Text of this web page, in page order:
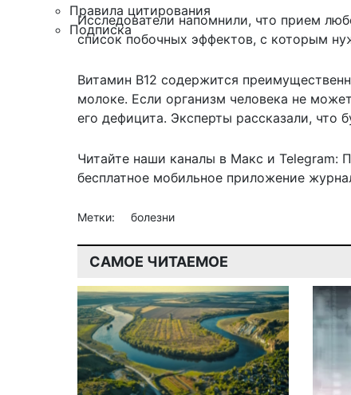
Правила цитирования
Подписка
Исследователи напомнили, что прием
список побочных эффектов, с которым
Витамин B12 содержится
молоке. Если организм человека не
его дефицита. Эксперты рассказали, что
Читайте наши каналы в Макс и Telegram:
бесплатное мобильное приложение
Метки: болезни
САМОЕ ЧИТАЕМОЕ